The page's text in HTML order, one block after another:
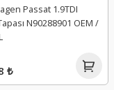
Passat 1.9TDI
N90288901 OEM /
₺